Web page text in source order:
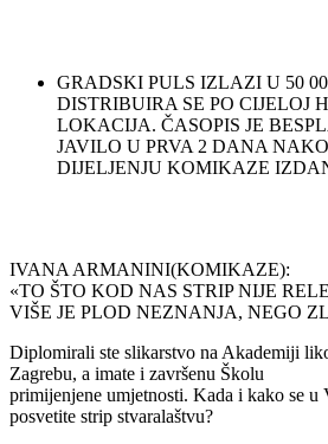
GRADSKI PULS IZLAZI U 50
DISTRIBUIRA SE PO CIJELOJ
LOKACIJA. ČASOPIS JE
JAVILO U PRVA 2 DANA
DIJELJENJU KOMIKAZE
IVANA ARMANINI(KOMIKAZE):
«TO ŠTO KOD NAS STRIP NIJE
VIŠE JE PLOD NEZNANJA, NEGO
Diplomirali ste slikarstvo na Akademiji
Zagrebu, a imate i završenu Školu
primijenjene umjetnosti. Kada i kako se u
posvetite strip stvaralaštvu?